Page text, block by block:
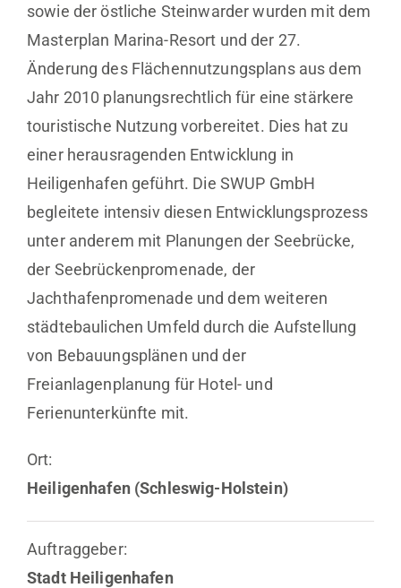
sowie der östliche Steinwarder wurden mit dem
Masterplan Marina-Resort und der 27.
Änderung des Flächennutzungsplans aus dem
Jahr 2010 planungsrechtlich für eine stärkere
touristische Nutzung vorbereitet. Dies hat zu
einer herausragenden Entwicklung in
Heiligenhafen geführt. Die SWUP GmbH
begleitete intensiv diesen Entwicklungsprozess
unter anderem mit Planungen der Seebrücke,
der Seebrückenpromenade, der
Jachthafenpromenade und dem weiteren
städtebaulichen Umfeld durch die Aufstellung
von Bebauungsplänen und der
Freianlagenplanung für Hotel- und
Ferienunterkünfte mit.
Ort:
Heiligenhafen (Schleswig-Holstein)
Auftraggeber:
Stadt Heiligenhafen